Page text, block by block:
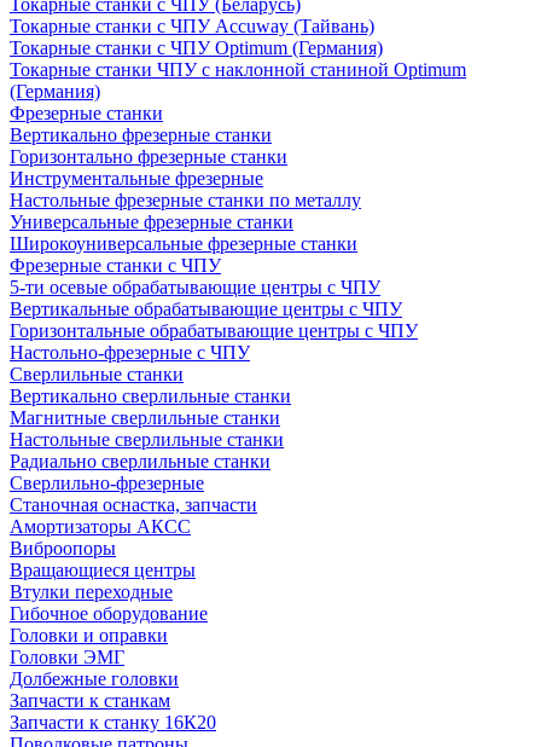
Токарные станки с ЧПУ (Беларусь)
Токарные станки с ЧПУ Accuway (Тайвань)
Токарные станки с ЧПУ Optimum (Германия)
Токарные станки ЧПУ с наклонной станиной Optimum
(Германия)
Фрезерные станки
Вертикально фрезерные станки
Горизонтально фрезерные станки
Инструментальные фрезерные
Настольные фрезерные станки по металлу
Универсальные фрезерные станки
Широкоуниверсальные фрезерные станки
Фрезерные станки с ЧПУ
5-ти осевые обрабатывающие центры с ЧПУ
Вертикальные обрабатывающие центры с ЧПУ
Горизонтальные обрабатывающие центры с ЧПУ
Настольно-фрезерные с ЧПУ
Сверлильные станки
Вертикально сверлильные станки
Магнитные сверлильные станки
Настольные сверлильные станки
Радиально сверлильные станки
Сверлильно-фрезерные
Станочная оснастка, запчасти
Амортизаторы АКСС
Виброопоры
Вращающиеся центры
Втулки переходные
Гибочное оборудование
Головки и оправки
Головки ЭМГ
Долбежные головки
Запчасти к станкам
Запчасти к станку 16К20